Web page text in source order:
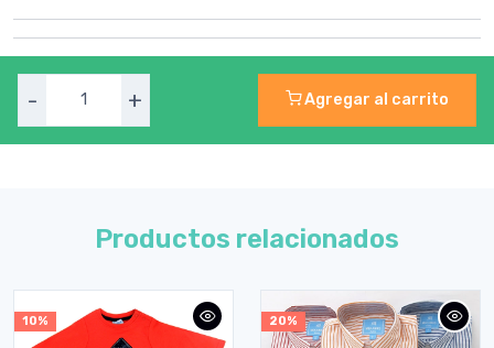
- + Agregar al carrito
Productos relacionados
10% 20%